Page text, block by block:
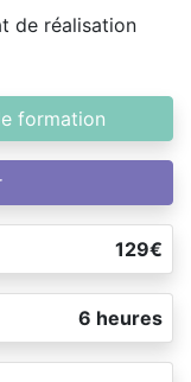
de réalisation
formation
129€
6 heures